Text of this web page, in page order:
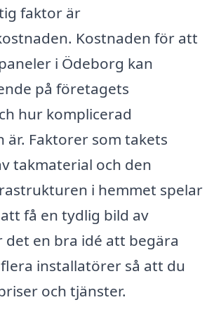
faktor är
Kostnaden för att
i Ödeborg kan
på företagets
hur komplicerad
är. Faktorer som takets
takmaterial och den
i hemmet spelar
få en tydlig bild av
det en bra idé att begära
installatörer så att du
och tjänster.